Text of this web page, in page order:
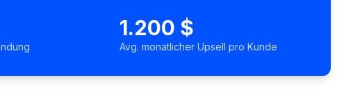
1.200 $
Avg. monatlicher Upsell pro Kunde